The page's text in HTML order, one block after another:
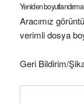
Yeniden
Aracımız
verimli dosya
Geri Bildirim/